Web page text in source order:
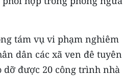
tám vụ vi phạm nghiêm
dân các xã ven đê tuyên
dỡ được 20 công trình nhà